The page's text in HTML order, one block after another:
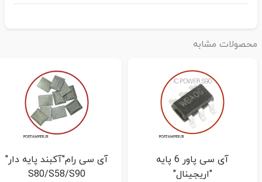
مشابه
آی سی پاور 6 پایه
"اریجینال"
آی سی رام"آکبند پایه دار"
S80/S58/S90